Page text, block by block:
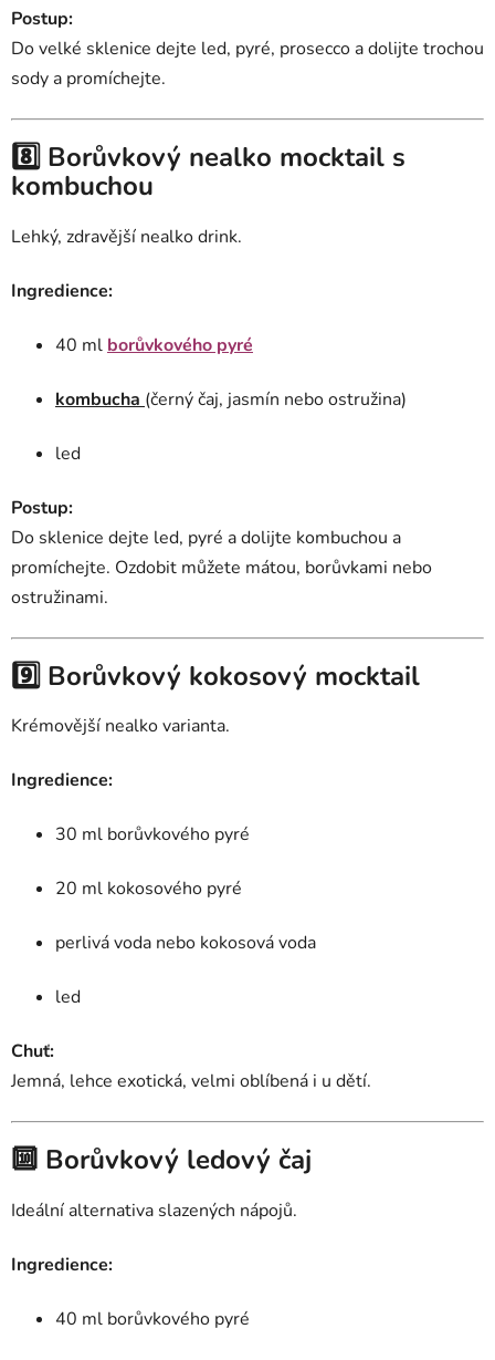
Postup:
Do velké sklenice dejte led, pyré, prosecco a dolijte trochou
sody a promíchejte.
8️⃣ Borůvkový nealko mocktail s
kombuchou
Lehký, zdravější nealko drink.
Ingredience:
40 ml borůvkového pyré
kombucha (černý čaj, jasmín nebo ostružina)
led
Postup:
Do sklenice dejte led, pyré a dolijte kombuchou a
promíchejte. Ozdobit můžete mátou, borůvkami nebo
ostružinami.
9️⃣ Borůvkový kokosový mocktail
Krémovější nealko varianta.
Ingredience:
30 ml borůvkového pyré
20 ml kokosového pyré
perlivá voda nebo kokosová voda
led
Chuť:
Jemná, lehce exotická, velmi oblíbená i u dětí.
🔟 Borůvkový ledový čaj
Ideální alternativa slazených nápojů.
Ingredience:
40 ml borůvkového pyré